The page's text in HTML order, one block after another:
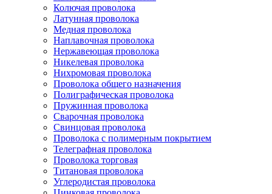
Колючая проволока
Латунная проволока
Медная проволока
Наплавочная проволока
Нержавеющая проволока
Никелевая проволока
Нихромовая проволока
Проволока общего назначения
Полиграфическая проволока
Пружинная проволока
Сварочная проволока
Свинцовая проволока
Проволока с полимерным покрытием
Телеграфная проволока
Проволока торговая
Титановая проволока
Углеродистая проволока